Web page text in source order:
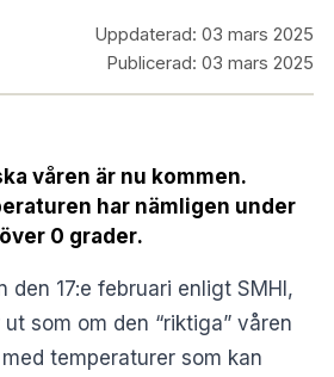
Uppdaterad: 03 mars 2025
Publicerad: 03 mars 2025
våren är nu kommen.
har nämligen under
0 grader.
den 17:e februari enligt SMHI,
som om den “riktiga” våren
temperaturer som kan